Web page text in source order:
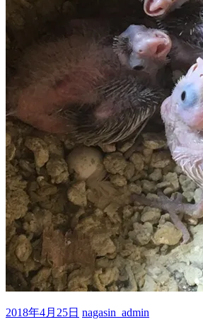
2018年4月25日 nagasin_admin